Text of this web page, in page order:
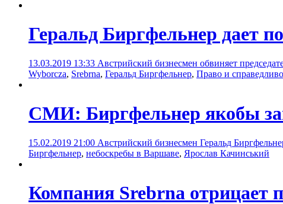
Геральд Биргфельнер дает
13.03.2019 13:33 Австрийский бизнесмен обвиняет
Wyborcza, Srebrna, Геральд Биргфельнер, Право и
СМИ: Биргфельнер якобы
15.02.2019 21:00 Австрийский бизнесмен Геральд
Биргфельнер, небоскребы в Варшаве, Ярослав Качинський
Компания Srebrna отрицает